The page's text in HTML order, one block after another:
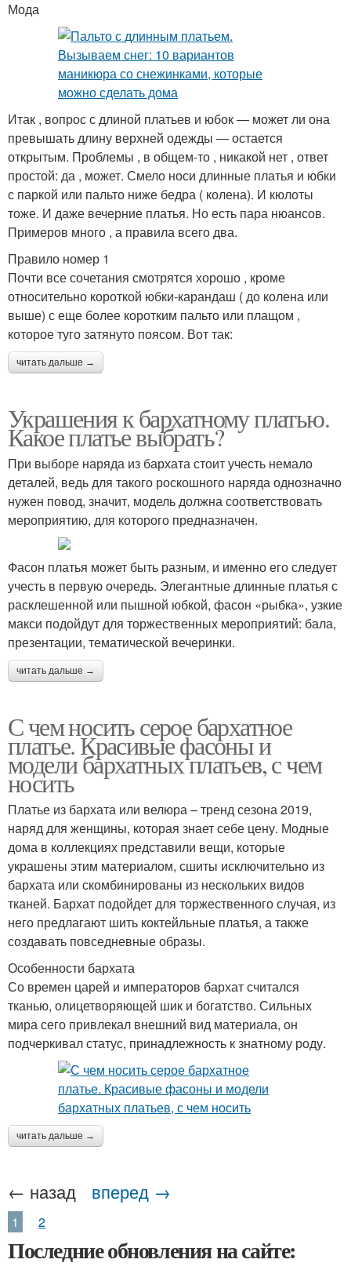
Мода
Итак , вопрос с длиной платьев и юбок — может ли она
превышать длину верхней одежды — остается
открытым. Проблемы , в общем-то , никакой нет , ответ
простой: да , может. Смело носи длинные платья и юбки
с паркой или пальто ниже бедра ( колена). И кюлоты
тоже. И даже вечерние платья. Но есть пара нюансов.
Примеров много , а правила всего два.
Правило номер 1
Почти все сочетания смотрятся хорошо , кроме
относительно короткой юбки-карандаш ( до колена или
выше) с еще более коротким пальто или плащом ,
которое туго затянуто поясом. Вот так:
читать дальше →
Украшения к бархатному платью.
Какое платье выбрать?
При выборе наряда из бархата стоит учесть немало
деталей, ведь для такого роскошного наряда однозначно
нужен повод, значит, модель должна соответствовать
мероприятию, для которого предназначен.
Фасон платья может быть разным, и именно его следует
учесть в первую очередь. Элегантные длинные платья с
расклешенной или пышной юбкой, фасон «рыбка», узкие
макси подойдут для торжественных мероприятий: бала,
презентации, тематической вечеринки.
читать дальше →
С чем носить серое бархатное
платье. Красивые фасоны и
модели бархатных платьев, с чем
носить
Платье из бархата или велюра – тренд сезона 2019,
наряд для женщины, которая знает себе цену. Модные
дома в коллекциях представили вещи, которые
украшены этим материалом, сшиты исключительно из
бархата или скомбинированы из нескольких видов
тканей. Бархат подойдет для торжественного случая, из
него предлагают шить коктейльные платья, а также
создавать повседневные образы.
Особенности бархата
Со времен царей и императоров бархат считался
тканью, олицетворяющей шик и богатство. Сильных
мира сего привлекал внешний вид материала, он
подчеркивал статус, принадлежность к знатному роду.
читать дальше →
← назад вперед →
1 2
Последние обновления на сайте: